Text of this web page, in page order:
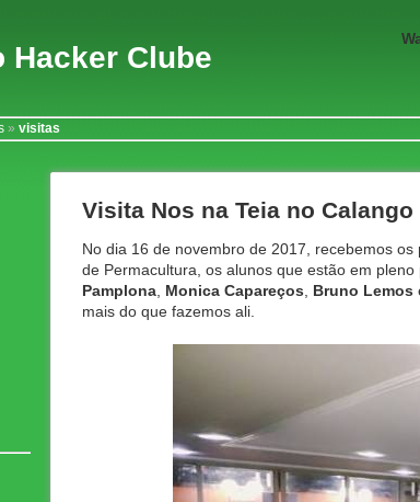
Hacker Clube
»visitas
Visita Nos na Teia no Calango
No dia 16 de novembro de 2017, recebemos
de Permacultura, os alunos que estão em
Pamplona, Monica Capareços, Bruno Lemos
mais do que fazemos ali.